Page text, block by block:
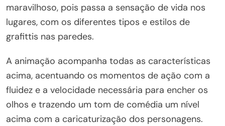
maravilhoso, pois passa a sensação de vida nos
lugares, com os diferentes tipos e estilos de
grafittis nas paredes.
A animação acompanha todas as características
acima, acentuando os momentos de ação com a
fluidez e a velocidade necessária para encher os
olhos e trazendo um tom de comédia um nível
acima com a caricaturização dos personagens.